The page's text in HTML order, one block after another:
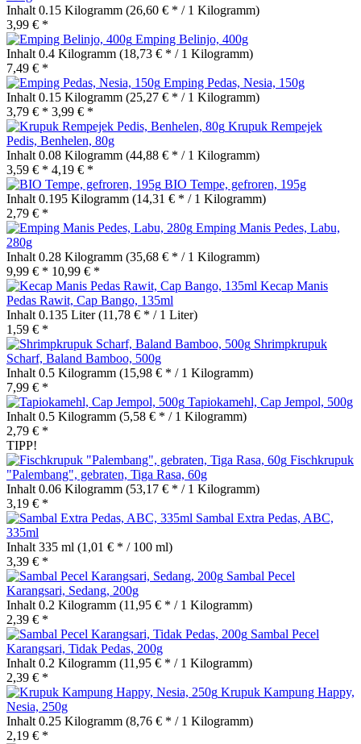
Inhalt 0.15 Kilogramm (26,60 € * / 1 Kilogramm)
3,99 € *
Emping Belinjo, 400g
Inhalt 0.4 Kilogramm (18,73 € * / 1 Kilogramm)
7,49 € *
Emping Pedas, Nesia, 150g
Inhalt 0.15 Kilogramm (25,27 € * / 1 Kilogramm)
3,79 € * 3,99 € *
Krupuk Rempejek
Pedis, Benhelen, 80g
Inhalt 0.08 Kilogramm (44,88 € * / 1 Kilogramm)
3,59 € * 4,19 € *
BIO Tempe, gefroren, 195g
Inhalt 0.195 Kilogramm (14,31 € * / 1 Kilogramm)
2,79 € *
Emping Manis Pedes, Labu,
280g
Inhalt 0.28 Kilogramm (35,68 € * / 1 Kilogramm)
9,99 € * 10,99 € *
Kecap Manis
Pedas Rawit, Cap Bango, 135ml
Inhalt 0.135 Liter(11,78 € * / 1 Liter)
1,59 € *
Shrimpkrupuk
Scharf, Baland Bamboo, 500g
Inhalt 0.5 Kilogramm (15,98 € * / 1 Kilogramm)
7,99 € *
Tapiokamehl, Cap Jempol, 500g
Inhalt 0.5 Kilogramm (5,58 € * / 1 Kilogramm)
2,79 € *
TIPP!
Fischkrupuk
"Palembang", gebraten, Tiga Rasa, 60g
Inhalt 0.06 Kilogramm (53,17 € * / 1 Kilogramm)
3,19 € *
Sambal Extra Pedas, ABC,
335ml
Inhalt 335 ml (1,01 € * / 100 ml)
3,39 € *
Sambal Pecel
Karangsari, Sedang, 200g
Inhalt 0.2 Kilogramm (11,95 € * / 1 Kilogramm)
2,39 € *
Sambal Pecel
Karangsari, Tidak Pedas, 200g
Inhalt 0.2 Kilogramm (11,95 € * / 1 Kilogramm)
2,39 € *
Krupuk Kampung Happy,
Nesia, 250g
Inhalt 0.25 Kilogramm (8,76 € * / 1 Kilogramm)
2,19 € *